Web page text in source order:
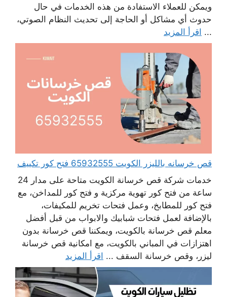
ويمكن للعملاء الاستفادة من هذه الخدمات في حال
حدوث أي مشاكل أو الحاجة إلى تحديث النظام الصوتي،
... اقرأ المزيد
قص خرسانه بالليزر الكويت 65932555 فتح كور تكييف
خدمات شركة قص خرسانة الكويت متاحة على مدار 24
ساعة من فتح كور تهوية مركزية و فتح كور للمداخن، مع
فتح كور للمطابخ، وعمل فتحات تخريم للمكيفات،
بالإضافة لعمل فتحات شبابيك والابواب من قبل أفضل
معلم قص خرسانة بالكويت، ويمكننا قص خرسانة بدون
اهتزازات في المباني بالكويت، مع امكانية قص خرسانة
ليزر، وقص خرسانة السقف ... اقرأ المزيد